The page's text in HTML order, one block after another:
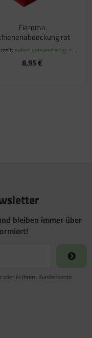
Fiamma
rot
sofort versandfertig, ca.
1-3 Werktage
8,95 €
bleiben immer über
in Ihrem Kundenkonto